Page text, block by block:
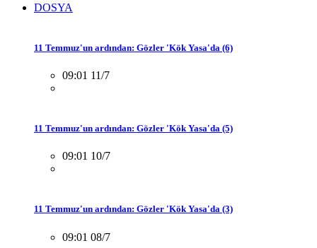
DOSYA
11 Temmuz'un ardından: Gözler 'Kök Yasa'da (6)
09:01 11/7
11 Temmuz'un ardından: Gözler 'Kök Yasa'da (5)
09:01 10/7
11 Temmuz'un ardından: Gözler 'Kök Yasa'da (3)
09:01 08/7